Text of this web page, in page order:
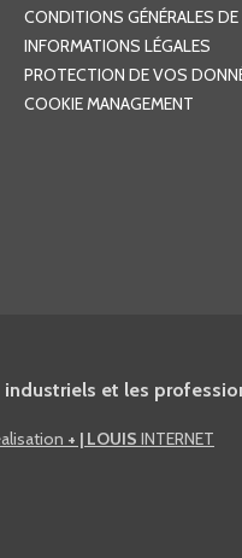
CONDITIONS GÉNÉRALES
INFORMATIONS LÉGALES
PROTECTION DE VOS
COOKIE MANAGEMENT
et les
+ | LOUIS INTERNET